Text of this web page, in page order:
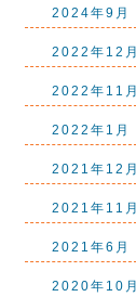
2024年9月
2022年12月
2022年11月
2022年1月
2021年12月
2021年11月
2021年6月
2020年10月